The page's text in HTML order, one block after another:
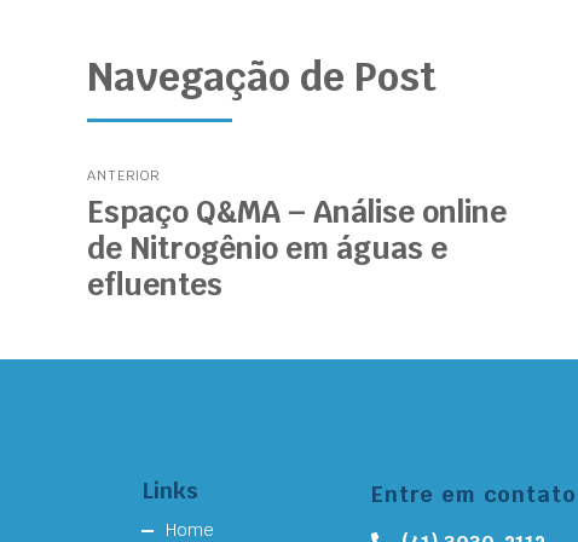
Navegação de Post
ANTERIOR
Espaço Q&MA – Análise online
de Nitrogênio em águas e
efluentes
Links
Home
Entre em contato